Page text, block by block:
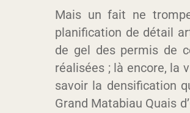
Mais un fait ne
planification de détail
de gel des permis de
réalisées ; là encore, la
savoir la densification
Grand Matabiau Quais